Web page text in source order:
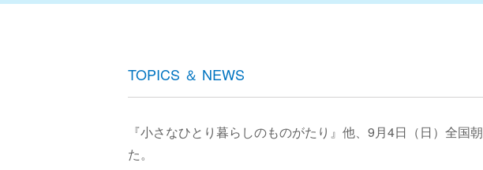
TOPICS ＆ NEWS
『小さなひとり暮らしのものがたり』他、9月4日（日）全国
た。